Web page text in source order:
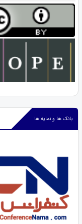
بانک ها و نمایه ها